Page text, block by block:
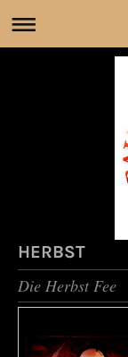
HERBST
Die Herbst Fee